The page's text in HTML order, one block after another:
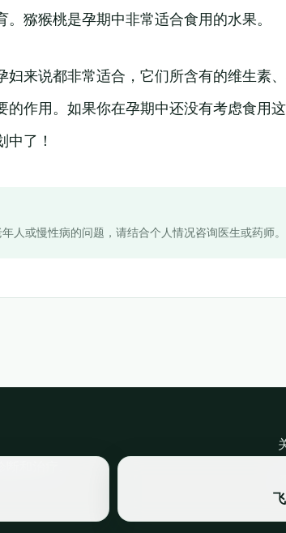
猕猴桃是孕期中非常适合食用的水果。
妇来说都非常适合，它们所含有的维生素
的作用。如果你在孕期中还没有考虑食用
了！
人或慢性病的问题，请结合个人情况咨询医生或药师。
和治疗。